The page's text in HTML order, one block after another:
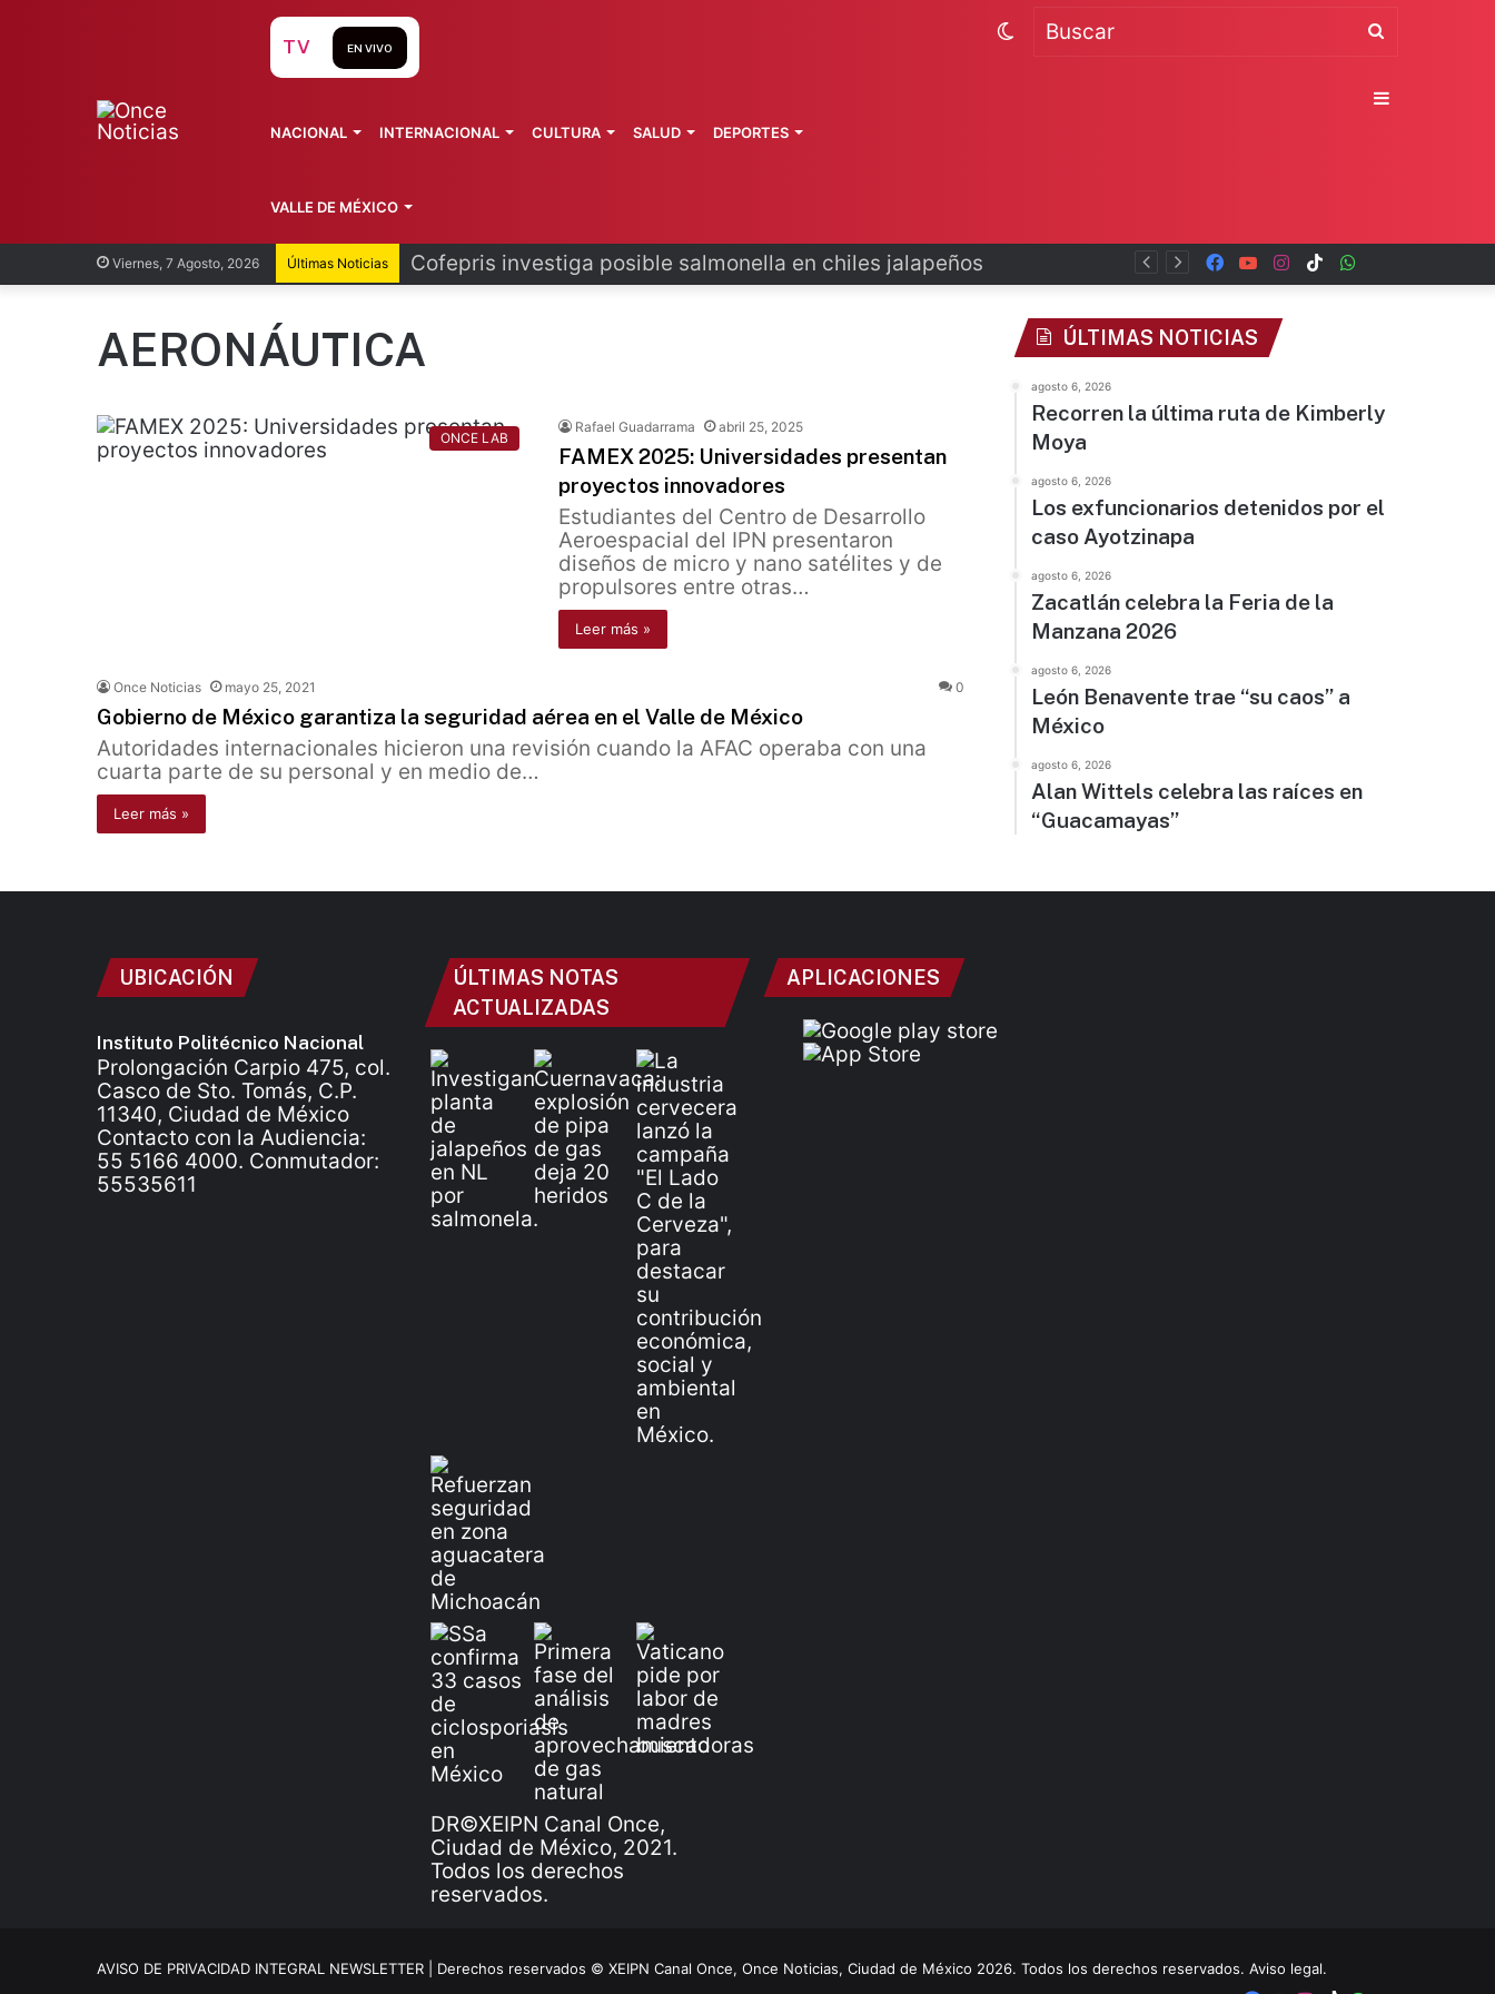
Viernes, 7 Agosto, 2026 Últimas Noticias Cofepris investiga posible salmonella en chiles jalapeños TikTok
Instagram
YouTube
Facebook
TV EN VIVO
NACIONAL INTERNACIONAL CULTURA SALUD DEPORTES
VALLE DE MÉXICO
Switch
AERONÁUTICA
ONCE LAB
Rafael Guadarrama abril 25, 2025
FAMEX 2025: Universidades presentan
proyectos innovadores
Estudiantes del Centro de Desarrollo
Aeroespacial del IPN presentaron
diseños de micro y nano satélites y de
propulsores entre otras…
Leer más »
Once Noticias mayo 25, 2021 0
Gobierno de México garantiza la seguridad aérea en el Valle de México
Autoridades internacionales hicieron una revisión cuando la AFAC operaba con una
cuarta parte de su personal y en medio de…
Leer más »
ÚLTIMAS NOTICIAS
agosto 6, 2026
Recorren la última ruta de Kimberly
Moya
agosto 6, 2026
Los exfuncionarios detenidos por el
caso Ayotzinapa
agosto 6, 2026
Zacatlán celebra la Feria de la
Manzana 2026
agosto 6, 2026
León Benavente trae “su caos” a
México
agosto 6, 2026
Alan Wittels celebra las raíces en
“Guacamayas”
UBICACIÓN
Instituto Politécnico Nacional
Prolongación Carpio 475, col.
Casco de Sto. Tomás, C.P.
11340, Ciudad de México
Contacto con la Audiencia:
55 5166 4000. Conmutador:
55535611
ÚLTIMAS NOTAS
ACTUALIZADAS
DR©XEIPN Canal Once,
Ciudad de México, 2021.
Todos los derechos
reservados.
APLICACIONES
AVISO DE PRIVACIDAD INTEGRAL NEWSLETTER | Derechos reservados © XEIPN Canal Once, Once Noticias, Ciudad de México 2026. Todos los derechos reservados. Aviso legal.